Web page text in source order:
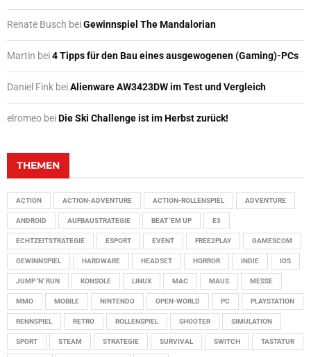
Renate Busch beiGewinnspiel The Mandalorian
Martin bei4 Tipps für den Bau eines ausgewogenen (Gaming)-PCs
Daniel Fink beiAlienware AW3423DW im Test und Vergleich
elromeo beiDie Ski Challenge ist im Herbst zurück!
THEMEN
ACTION ACTION-ADVENTURE ACTION-ROLLENSPIEL ADVENTURE
ANDROID AUFBAUSTRATEGIE BEAT 'EM UP E3
ECHTZEITSTRATEGIE ESPORT EVENT FREE2PLAY GAMESCOM
GEWINNSPIEL HARDWARE HEADSET HORROR INDIE IOS
JUMP 'N' RUN KONSOLE LINUX MAC MAUS MESSE
MMO MOBILE NINTENDO OPEN-WORLD PC PLAYSTATION
RENNSPIEL RETRO ROLLENSPIEL SHOOTER SIMULATION
SPORT STEAM STRATEGIE SURVIVAL SWITCH TASTATUR